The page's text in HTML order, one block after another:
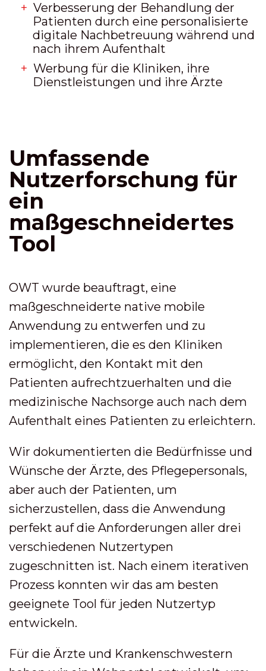
Verbesserung der Behandlung der
Patienten durch eine personalisierte
digitale Nachbetreuung während und
nach ihrem Aufenthalt
Werbung für die Kliniken, ihre
Dienstleistungen und ihre Ärzte
Umfassende
Nutzerforschung für
ein
maßgeschneidertes
Tool
OWT wurde beauftragt, eine
maßgeschneiderte native mobile
Anwendung zu entwerfen und zu
implementieren, die es den Kliniken
ermöglicht, den Kontakt mit den
Patienten aufrechtzuerhalten und die
medizinische Nachsorge auch nach dem
Aufenthalt eines Patienten zu erleichtern.
Wir dokumentierten die Bedürfnisse und
Wünsche der Ärzte, des Pflegepersonals,
aber auch der Patienten, um
sicherzustellen, dass die Anwendung
perfekt auf die Anforderungen aller drei
verschiedenen Nutzertypen
zugeschnitten ist. Nach einem iterativen
Prozess konnten wir das am besten
geeignete Tool für jeden Nutzertyp
entwickeln.
Für die Ärzte und Krankenschwestern